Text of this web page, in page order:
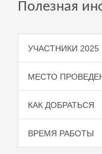
Полезная
УЧАСТНИКИ 2025
МЕСТО
КАК ДОБРАТЬСЯ
ВРЕМЯ РАБОТЫ